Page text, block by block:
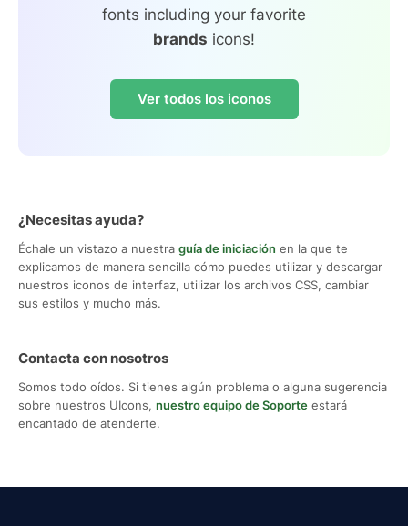
fonts including your favorite
brands icons!
Ver todos los iconos
¿Necesitas ayuda?
Échale un vistazo a nuestra guía de iniciación en la que te
explicamos de manera sencilla cómo puedes utilizar y descargar
nuestros iconos de interfaz, utilizar los archivos CSS, cambiar
sus estilos y mucho más.
Contacta con nosotros
Somos todo oídos. Si tienes algún problema o alguna sugerencia
sobre nuestros UIcons, nuestro equipo de Soporte estará
encantado de atenderte.